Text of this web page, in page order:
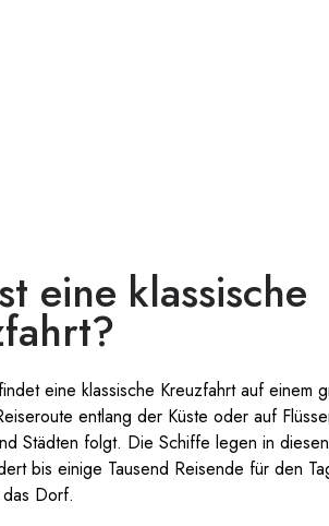
eine klassische
eine klassische Kreuzfahrt auf einem
entlang der Küste oder auf
Städten folgt. Die Schiffe legen in
bis einige Tausend Reisende für den
Dorf.